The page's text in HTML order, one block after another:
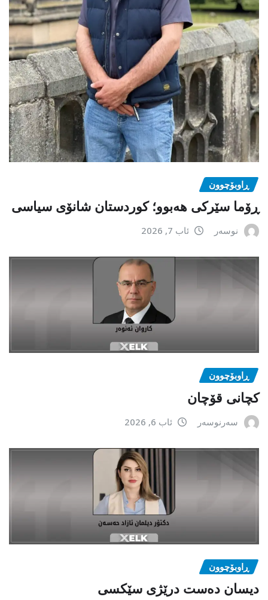
ڕاوبۆچوون
ڕۆما سێرکی هەبوو؛ کوردستان شانۆی سیاسی
نوسەر ئاب 7, 2026
ڕاوبۆچوون
کچانی قۆچان
سەرنوسەر ئاب 6, 2026
ڕاوبۆچوون
دیسان دەست درێژی سێکسی